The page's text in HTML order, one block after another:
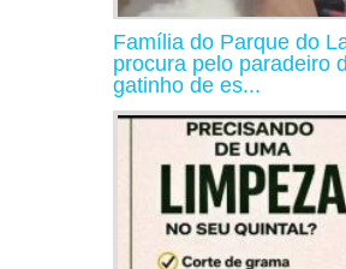
Família do Parque do
procura pelo paradeiro
gatinho de es...